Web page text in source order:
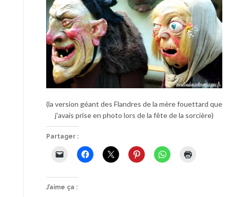
(la version géant des Flandres de la mère fouettard que
j’avais prise en photo lors de la fête de la sorcière)
Partager :
J’aime ça :